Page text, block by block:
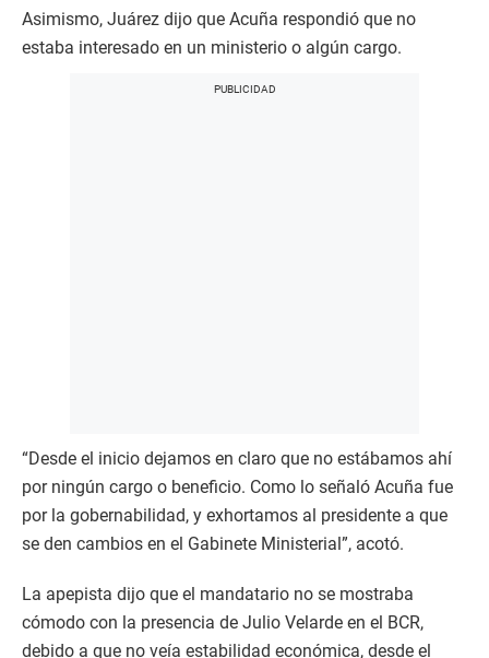
Asimismo, Juárez dijo que Acuña respondió que no
estaba interesado en un ministerio o algún cargo.
“Desde el inicio dejamos en claro que no estábamos ahí
por ningún cargo o beneficio. Como lo señaló Acuña fue
por la gobernabilidad, y exhortamos al presidente a que
se den cambios en el Gabinete Ministerial”, acotó.
La apepista dijo que el mandatario no se mostraba
cómodo con la presencia de Julio Velarde en el BCR,
debido a que no veía estabilidad económica, desde el